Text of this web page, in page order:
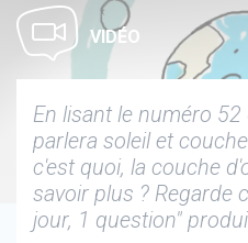
VIDÉO
En lisant le numéro
parlera soleil et
c'est quoi, la couche
savoir plus ? Regarde
jour, 1 question"